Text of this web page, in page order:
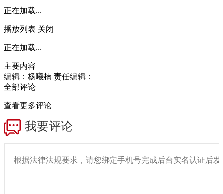
正在加载...
播放列表 关闭
正在加载...
主要内容
编辑：杨曦楠 责任编辑：
全部评论
查看更多评论